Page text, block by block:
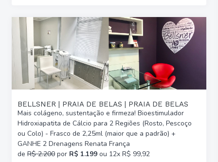
BELLSNER | PRAIA DE BELAS | PRAIA DE BELAS
Mais colágeno, sustentação e firmeza! Bioestimulador
Hidroxiapatita de Cálcio para 2 Regiões (Rosto, Pescoço
ou Colo) - Frasco de 2,25ml (maior que a padrão) +
GANHE 2 Drenagens Renata França
de R$ 2.200 por R$ 1.199 ou 12x R$ 99,92